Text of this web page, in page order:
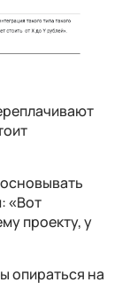
«Вот
проекту, у
опираться на